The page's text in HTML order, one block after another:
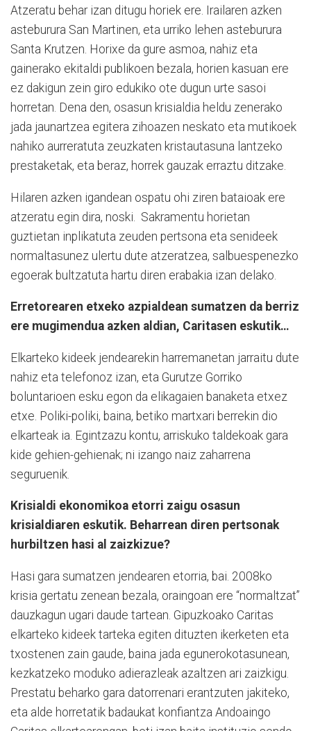
Atzeratu behar izan ditugu horiek ere. Irailaren azken
asteburura San Martinen, eta urriko lehen asteburura
Santa Krutzen. Horixe da gure asmoa, nahiz eta
gainerako ekitaldi publikoen bezala, horien kasuan ere
ez dakigun zein giro edukiko ote dugun urte sasoi
horretan. Dena den, osasun krisialdia heldu zenerako
jada jaunartzea egitera zihoazen neskato eta mutikoek
nahiko aurreratuta zeuzkaten kristautasuna lantzeko
prestaketak, eta beraz, horrek gauzak erraztu ditzake.
Hilaren azken igandean ospatu ohi ziren bataioak ere
atzeratu egin dira, noski.
Sakramentu horietan
guztietan inplikatuta zeuden pertsona eta senideek
normaltasunez ulertu dute atzeratzea, salbuespenezko
egoerak bultzatuta hartu diren erabakia izan delako.
Erretorearen etxeko azpialdean sumatzen da berriz
ere mugimendua azken aldian, Caritasen eskutik…
Elkarteko kideek jendearekin harremanetan jarraitu dute
nahiz eta telefonoz izan, eta Gurutze Gorriko
boluntarioen esku egon da elikagaien banaketa etxez
etxe. Poliki-poliki, baina, betiko martxari berrekin dio
elkarteak ia. Egintzazu kontu, arriskuko taldekoak gara
kide gehien-gehienak; ni izango naiz zaharrena
seguruenik.
Krisialdi ekonomikoa etorri zaigu osasun
krisialdiaren eskutik. Beharrean diren pertsonak
hurbiltzen hasi al zaizkizue?
Hasi gara sumatzen jendearen etorria, bai. 2008ko
krisia gertatu zenean bezala, oraingoan ere “normaltzat”
dauzkagun ugari daude tartean. Gipuzkoako Caritas
elkarteko kideek tarteka egiten dituzten ikerketen eta
txostenen zain gaude, baina jada egunerokotasunean,
kezkatzeko moduko adierazleak azaltzen ari zaizkigu.
Prestatu beharko gara datorrenari erantzuten jakiteko,
eta alde horretatik badaukat konfiantza Andoaingo